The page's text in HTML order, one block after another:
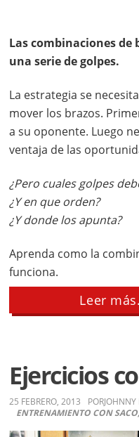
Las combinaciones de
una serie de golpes.
La estrategia se
mover los brazos.
a su oponente. Luego
ventaja de las
¿Pero cuales golpes
¿Y en que orden?
¿Y donde los apunta?
Aprenda como la
funciona.
Leer
Ejercicios
25 FEBRERO, 2013 PORJOHNNY
ENTRENAMIENTO CON SACO,